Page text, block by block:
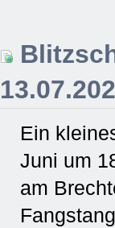
Ein
Juni um
am